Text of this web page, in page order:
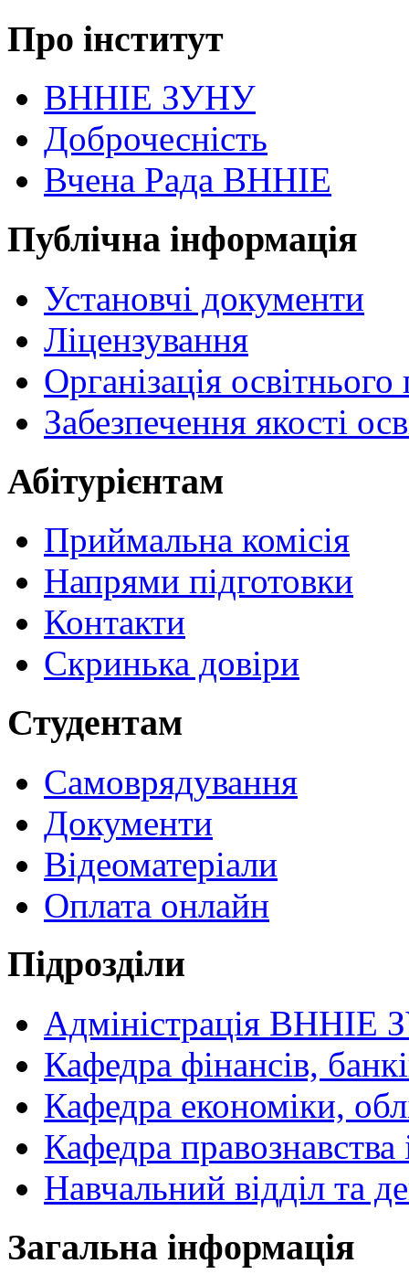
Про інститут
ВННІЕ ЗУНУ
Доброчесність
Вчена Рада ВННІЕ
Публічна інформація
Установчі документи
Ліцензування
Організація
Забезпечення якості
Абітурієнтам
Приймальна комісія
Напрями підготовки
Контакти
Скринька довіри
Студентам
Самоврядування
Документи
Відеоматеріали
Оплата онлайн
Підрозділи
Адміністрація ВННІЕ
Кафедра фінансів,
Кафедра економіки,
Кафедра
Навчальний відділ та
Загальна інформація